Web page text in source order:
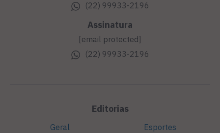
(22) 99933-2196
Assinatura
[email protected]
(22) 99933-2196
Editorias
Geral
Esportes